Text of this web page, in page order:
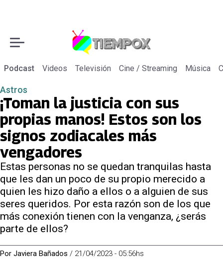
Podcast Videos Televisión Cine / Streaming Música
Astros
¡Toman la justicia con sus
propias manos! Estos son los
signos zodiacales más
vengadores
Estas personas no se quedan tranquilas hasta
que les dan un poco de su propio merecido a
quien les hizo daño a ellos o a alguien de sus
seres queridos. Por esta razón son de los que
más conexión tienen con la venganza, ¿serás
parte de ellos?
Por Javiera Bañados / 21/04/2023 - 05:56hs